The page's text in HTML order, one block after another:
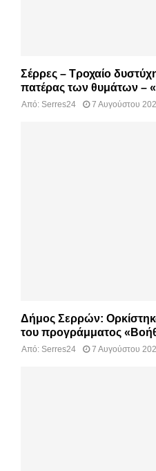
Σέρρες – Τροχαίο
πατέρας των θυμάτων –
Από: Serres24 7 Αυγούστου
Δήμος Σερρών:
του προγράμματος
Από: Serres24 7 Αυγούστου